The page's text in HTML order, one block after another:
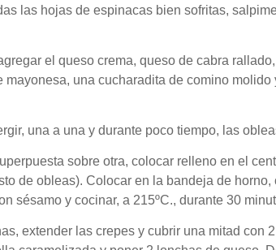
las hojas de espinacas bien sofritas,
el queso crema, queso de cabra
mayonesa, una cucharadita de comino molido
una a una y durante poco tiempo, las
sobre otra, colocar relleno en el
de obleas). Colocar en la bandeja de horno,
sésamo y cocinar, a 215ºC., durante 30
extender las crepes y cubrir una mitad con